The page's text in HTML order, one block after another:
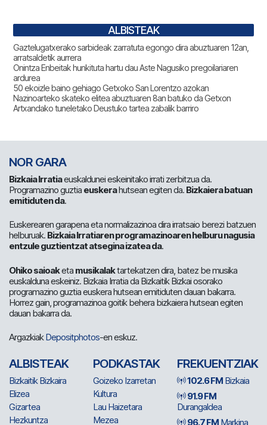
ALBISTEAK
Gaztelugatxerako sarbideak zarratuta egongo dira abuztuaren 12an,
arratsaldetik aurrera
Onintza Enbeitak hunkituta hartu dau Aste Nagusiko pregoilariaren
ardurea
50 ekoizle baino gehiago Getxoko San Lorentzo azokan
Nazinoarteko skateko elitea abuztuaren 8an batuko da Getxon
Artxandako tuneletako Deustuko tartea zabalik barriro
NOR GARA
Bizkaia Irratiaeuskaldunei eskeinitako irrati zerbitzua da.
Programazino guztia euskerahutsean egiten da. Bizkaiera batuan
emitiduten da.
Euskerearen garapena eta normalizazinoa dira irratsaio berezi batzuen
helburuak. Bizkaia Irratiaren programazinoaren helburu nagusia
entzule guztientzat atsegina izatea da.
Ohiko saioaketa musikalaktartekatzen dira, batez be musika
euskalduna eskeiniz. Bizkaia Irratia da Bizkaitik Bizkai osorako
programazino guztia euskera hutsean emitiduten dauan bakarra.
Horrez gain, programazinoa goitik behera bizkaiera hutsean egiten
dauan bakarra da.
ArgazkiakDepositphotos-en eskuz.
ALBISTEAK
Bizkaitik Bizkaira
Elizea
Gizartea
Hezkuntza
PODKASTAK
Goizeko Izarretan
Kultura
Lau Haizetara
Mezea
FREKUENTZIAK
102.6 FM Bizkaia
91.9 FM
Durangaldea
96.7 FM Markina